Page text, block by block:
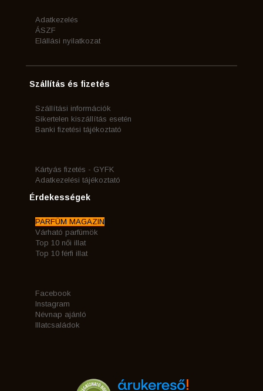
Adatkezelés
ÁSZF
Elállási nyilatkozat
Szállítás és fizetés
Szállítási információk
Sikertelen kiszállítás esetén
Banki fizetési tájékoztató
Kártyás fizetés - GYFK
Adatkezelési tájékoztató
Érdekességek
PARFÜM MAGAZIN
Várható parfümök
Top 10 női illat
Top 10 férfi illat
Facebook
Instagram
Névnap ajánló
Illatcsaládok